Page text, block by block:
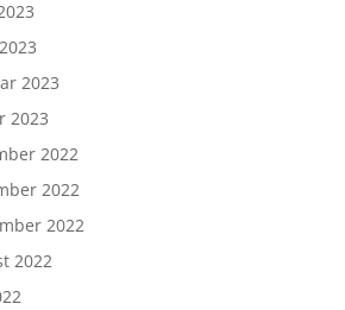
2023
2023
2022
2022
2022
2022